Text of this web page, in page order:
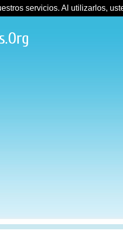
servicios. Al utilizarlos,